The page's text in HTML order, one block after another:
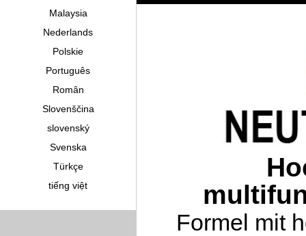
Malaysia
Nederlands
Polskie
Português
Român
Slovenščina
slovenský
Svenska
Türkçe
tiếng việt
Formel mit